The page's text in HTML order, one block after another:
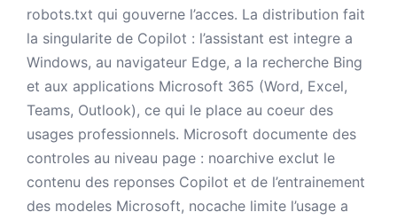
robots.txt qui gouverne l’acces. La distribution fait
la singularite de Copilot : l’assistant est integre a
Windows, au navigateur Edge, a la recherche Bing
et aux applications Microsoft 365 (Word, Excel,
Teams, Outlook), ce qui le place au coeur des
usages professionnels. Microsoft documente des
controles au niveau page : noarchive exclut le
contenu des reponses Copilot et de l’entrainement
des modeles Microsoft, nocache limite l’usage a